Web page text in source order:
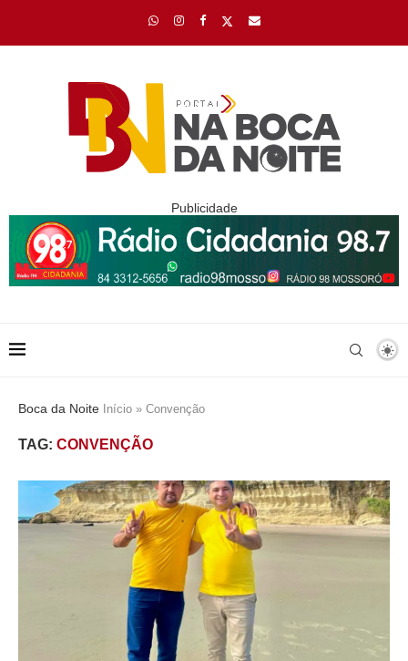
Publicidade
Boca da Noite Início » Convenção
TAG: CONVENÇÃO